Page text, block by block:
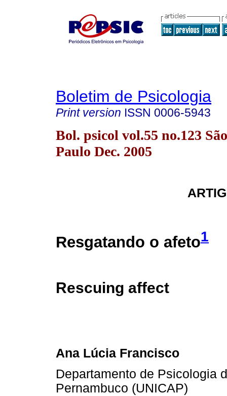
Boletim de Psicologia
Print version ISSN 0006-5943
Bol. psicol vol.55 no.123 São
Paulo Dec. 2005
Resgatando o afeto1
Rescuing affect
Ana Lúcia Francisco
Departamento de Psicologia
Pernambuco (UNICAP)